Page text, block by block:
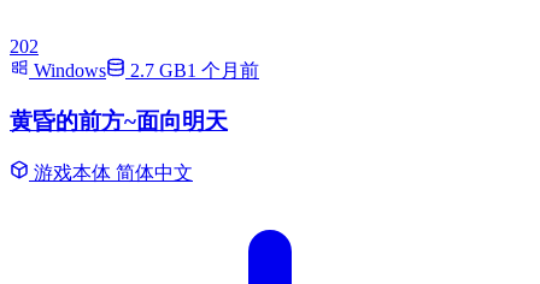
202
Windows
2.7 GB1 个月前
黄昏的前方~面向明天
游戏本体 简体中文